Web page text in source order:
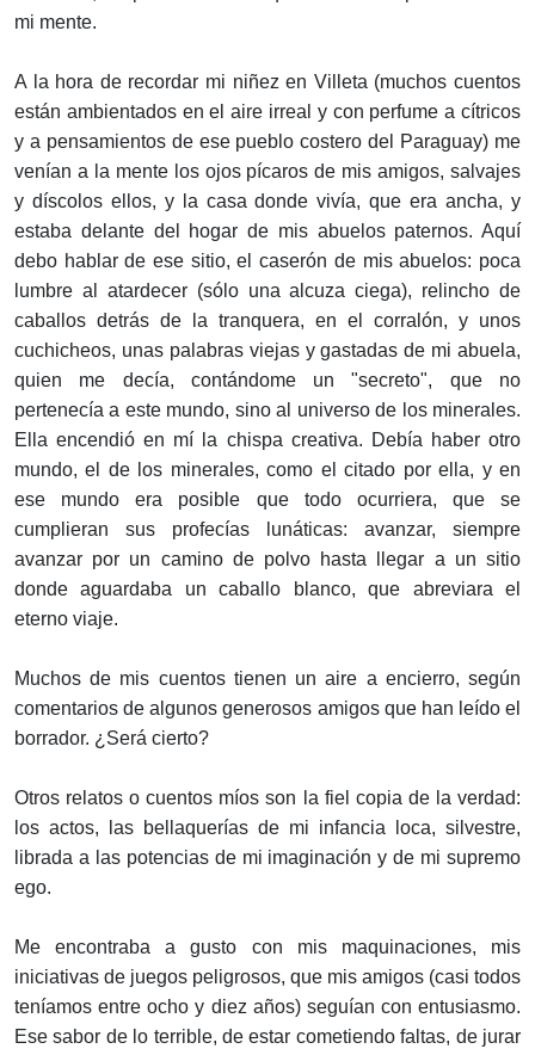
mi mente.
A la hora de recordar mi niñez en Villeta (muchos cuentos
están ambientados en el aire irreal y con perfume a cítricos
y a pensamientos de ese pueblo costero del Paraguay) me
venían a la mente los ojos pícaros de mis amigos, salvajes
y díscolos ellos, y la casa donde vivía, que era ancha, y
estaba delante del hogar de mis abuelos paternos. Aquí
debo hablar de ese sitio, el caserón de mis abuelos: poca
lumbre al atardecer (sólo una alcuza ciega), relincho de
caballos detrás de la tranquera, en el corralón, y unos
cuchicheos, unas palabras viejas y gastadas de mi abuela,
quien me decía, contándome un "secreto", que no
pertenecía a este mundo, sino al universo de los minerales.
Ella encendió en mí la chispa creativa. Debía haber otro
mundo, el de los minerales, como el citado por ella, y en
ese mundo era posible que todo ocurriera, que se
cumplieran sus profecías lunáticas: avanzar, siempre
avanzar por un camino de polvo hasta llegar a un sitio
donde aguardaba un caballo blanco, que abreviara el
eterno viaje.
Muchos de mis cuentos tienen un aire a encierro, según
comentarios de algunos generosos amigos que han leído el
borrador. ¿Será cierto?
Otros relatos o cuentos míos son la fiel copia de la verdad:
los actos, las bellaquerías de mi infancia loca, silvestre,
librada a las potencias de mi imaginación y de mi supremo
ego.
Me encontraba a gusto con mis maquinaciones, mis
iniciativas de juegos peligrosos, que mis amigos (casi todos
teníamos entre ocho y diez años) seguían con entusiasmo.
Ese sabor de lo terrible, de estar cometiendo faltas, de jurar